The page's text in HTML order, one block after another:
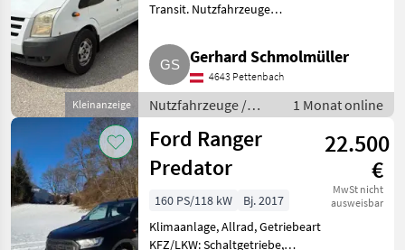
Kleinanzeige
Transit. Nutzfahrzeuge
Gerhard Schmolmüller
4643 Pettenbach
Nutzfahrzeuge /
Lastwagen (LKW)
1 Monat online
Ford Ranger
Predator
22.500
€
MwSt nicht
ausweisbar
160 PS/118 kW
Bj. 2017
Klimaanlage, Allrad, Getriebeart
KFZ/LKW: Schaltgetriebe,